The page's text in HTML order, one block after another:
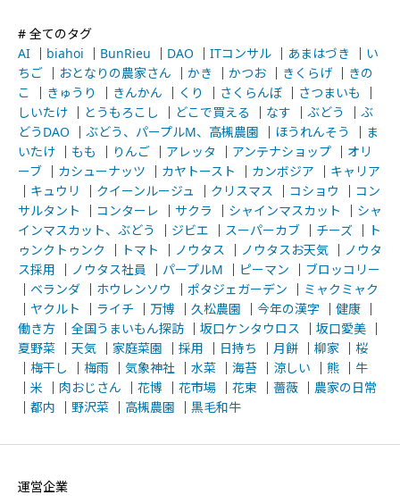
# 全てのタグ
AI ｜ biahoi ｜ BunRieu ｜ DAO ｜ ITコンサル ｜ あまはづき ｜ い
ちご ｜ おとなりの農家さん ｜ かき ｜ かつお ｜ きくらげ｜ きの
こ
｜ きゅうり ｜ きんかん ｜ くり ｜ さくらんぼ ｜ さつまいも
｜
しいたけ ｜ とうもろこし ｜ どこで買える ｜ なす ｜ ぶどう ｜ ぶ
どうDAO ｜ ぶどう、パープルM、高槻農園 ｜ ほうれんそう ｜ ま
いたけ ｜ もも ｜ りんご ｜ アレッタ ｜ アンテナショップ ｜ オリ
ーブ ｜ カシューナッツ ｜ カヤトースト ｜ カンボジア ｜ キャリア
｜ キュウリ ｜ クイーンルージュ ｜ クリスマス ｜ コショウ ｜ コン
サルタント
｜ コンターレ ｜ サクラ ｜ シャインマスカット ｜ シャ
インマスカット、ぶどう
｜ ジビエ ｜ スーパーカブ ｜ チーズ ｜ ト
ゥンクトゥンク
｜ トマト ｜ ノウタス ｜ ノウタスお天気 ｜ ノウタ
ス採用 ｜ ノウタス社員 ｜ パープルM ｜ ピーマン ｜ ブロッコリー
｜ ベランダ ｜ ホウレンソウ ｜ ポタジェガーデン ｜ ミャクミャク
｜ ヤクルト ｜ ライチ ｜ 万博 ｜ 久松農園 ｜ 今年の漢字 ｜ 健康 ｜
働き方 ｜ 全国うまいもん探訪 ｜ 坂口ケンタウロス ｜ 坂口愛美 ｜
夏野菜 ｜ 天気 ｜ 家庭菜園 ｜ 採用 ｜ 日持ち ｜ 月餅 ｜ 柳家 ｜ 桜
｜ 梅干し ｜ 梅雨 ｜ 気象神社 ｜ 水菜 ｜ 海苔 ｜ 涼しい ｜ 熊 ｜ 牛
｜ 米 ｜ 肉おじさん ｜ 花博 ｜ 花市場 ｜ 花束 ｜ 薔薇 ｜ 農家の日常
｜ 都内 ｜ 野沢菜 ｜ 高槻農園 ｜ 黒毛和牛
運営企業